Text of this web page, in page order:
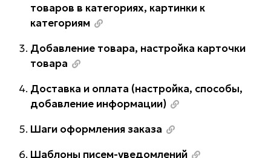
товаров в категориях, картинки к
категориям
Добавление товара, настройка карточки
товара
Доставка и оплата (настройка, способы,
добавление информации)
Шаги оформления заказа
Шаблоны писем-уведомлений